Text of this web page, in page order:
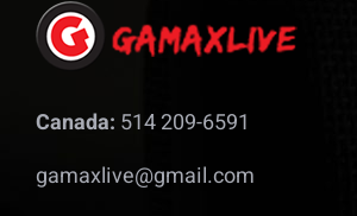
Canada: 514 209-6591
gamaxlive@gmail.com